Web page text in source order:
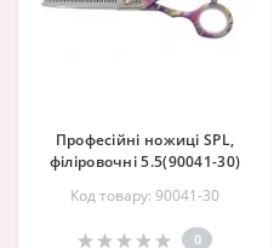
Професійні ножиці SPL,
філіровочні 5.5(90041-30)
Код товару: 90041-30
0